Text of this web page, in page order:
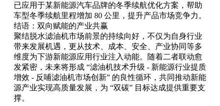
已应用于某新能源汽车品牌的冬季续航优化方案，帮助
车型冬季续航里程增加 80 公里，提升产品市场竞争力。
结语：双向赋能的产业共赢
聚结脱水滤油机市场前景的持续向好，不仅为自身行业
带来发展机遇，更从技术、成本、安全、产业协同等多
维度为下游新能源应用行业注入动能。随着二者联动愈
发紧密，未来将形成 “滤油机技术升级 - 新能源行业提质
增效 - 反哺滤油机市场创新” 的良性循环，共同推动新能
源产业实现高质量发展，为 “双碳” 目标达成提供重要支
撑。